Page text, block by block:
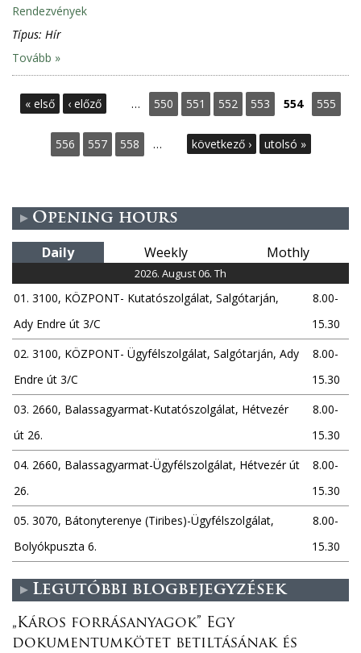
Rendezvények
Típus: Hír
Tovább »
P
e
s
« első ‹ előző … 550 551 552 553 554 555
556 557 558 … következő › utolsó »
Opening hours
Daily Weekly Mothly
2026. August 06. Th
01. 3100, KÖZPONT- Kutatószolgálat, Salgótarján,
Ady Endre út 3/C
8.00-
15.30
02. 3100, KÖZPONT- Ügyfélszolgálat, Salgótarján, Ady
Endre út 3/C
8.00-
15.30
03. 2660, Balassagyarmat-Kutatószolgálat, Hétvezér
út 26.
8.00-
15.30
04. 2660, Balassagyarmat-Ügyfélszolgálat, Hétvezér út
26.
8.00-
15.30
05. 3070, Bátonyterenye (Tiribes)-Ügyfélszolgálat,
Bolyókpuszta 6.
8.00-
15.30
Legutóbbi blogbejegyzések
„Káros forrásanyagok” Egy
dokumentumkötet betiltásának és